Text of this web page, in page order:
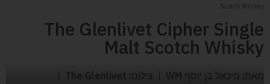
Scotch Whisky
The Glenlivet Cipher Single
Malt Scotch Whisky
מאת: מיכאל בן יוסף WM
צילום: The Glenlivet